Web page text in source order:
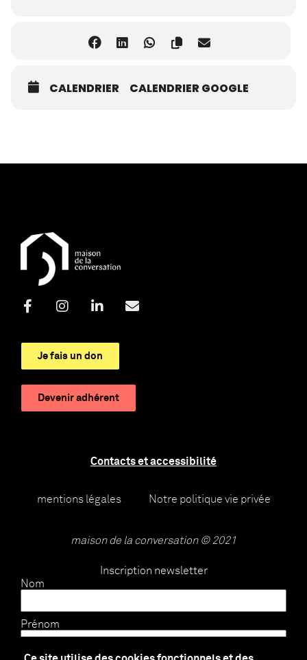
CALENDRIER CALENDRIER GOOGLE
Je fais un don
Devenir adhérent
Contacts et accessibilité
mentions légales Notre politique vie privée
maison de la conversation © 2021
Inscription newsletter
Nom
Prénom